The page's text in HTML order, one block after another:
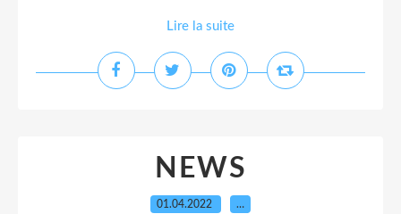
Lire la suite
NEWS
01.04.2022 …